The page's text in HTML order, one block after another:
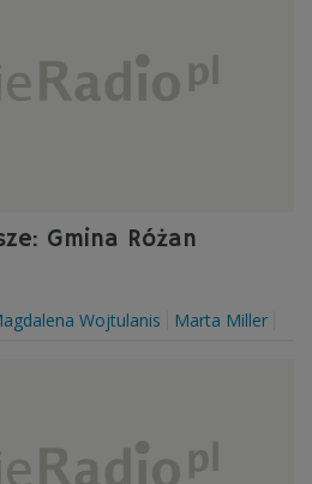
Gmina Różan
Wojtulanis Marta Miller